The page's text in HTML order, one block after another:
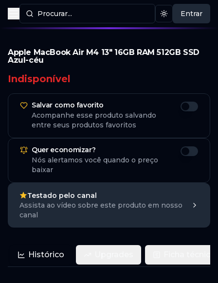
Procurar...
Procurar produtos Mudar tema
Entrar
Apple MacBook Air M4 13" 16GB RAM 512GB SSD
Azul-céu
Indisponível
Salvar como favorito
Acompanhe esse produto salvando
entre seus produtos favoritos
Quer economizar?
Nós alertamos você quando o preço
baixar
Testado pelo canal
Assista ao vídeo sobre este produto em nosso
canal
Histórico